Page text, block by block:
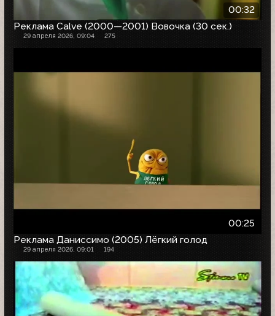
00:32
Реклама Calve (2000—2001) Вовочка (30 сек.)
29 апреля 2026, 09:04 275
00:25
Реклама Даниссимо (2005) Лёгкий голод
29 апреля 2026, 09:01 194